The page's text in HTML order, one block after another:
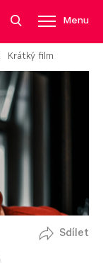
Menu
Krátký film
Sdílet